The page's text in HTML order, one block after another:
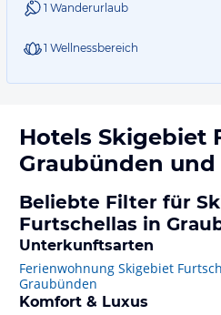
1 Wanderurlaub
1 Wellnessbereich
Hotels Skigebiet
Graubünden und
Beliebte Filter für
Furtschellas in
Unterkunftsarten
Ferienwohnung Skigebiet
Graubünden
Komfort & Luxus